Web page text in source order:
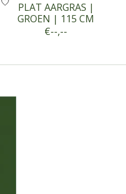
PLAT AARGRAS |
GROEN | 115 CM
€--,--